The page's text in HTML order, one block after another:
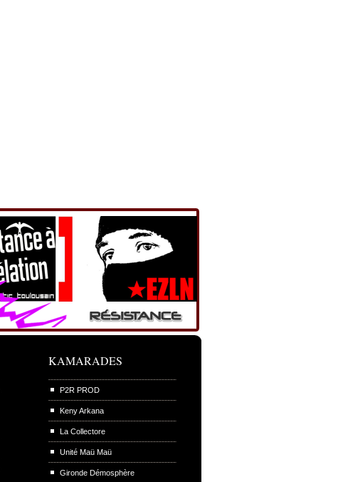
KAMARADES
P2R PROD
Keny Arkana
La Collectore
Unité Maü Maü
Gironde Démosphère